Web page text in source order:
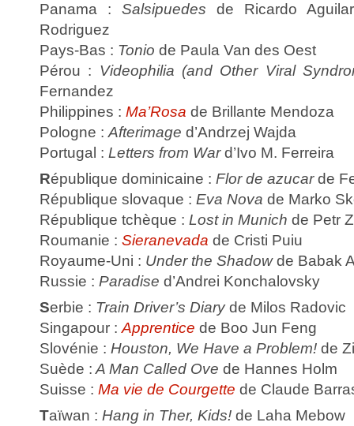
Panama : Salsipuedes de Ricardo
Rodriguez
Pays-Bas : Tonio de Paula Van des Oest
Pérou : Videophilia (and Other Viral
Fernandez
Philippines : Ma’Rosa de Brillante Mendoza
Pologne : Afterimage d’Andrzej Wajda
Portugal : Letters from Ward’Ivo M. Ferreira
République dominicaine : Flor de azucarde
République slovaque : Eva Nova de Marko
République tchèque : Lost in Munich de Petr
Roumanie : Sieranevada de Cristi Puiu
Royaume-Uni : Under the Shadowde Babak
Russie : Paradise d’Andrei Konchalovsky
Serbie : Train Driver’s Diaryde Milos Radovic
Singapour : Apprentice de Boo Jun Feng
Slovénie : Houston, We Have a Problem! de
Suède : A Man Called Ove de Hannes Holm
Suisse : Ma vie de Courgette de Claude
Taïwan : Hang in Ther, Kids! de Laha Mebow